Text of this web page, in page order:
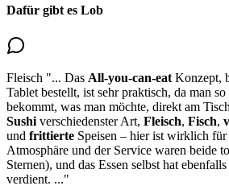
Dafür gibt es Lob
Fleisch "... Das All-you-can-eat Konzept,
Tablet bestellt, ist sehr praktisch, da man
bekommt, was man möchte, direkt am
Sushi verschiedenster Art, Fleisch, Fisch,
und frittierte Speisen – hier ist wirklich
Atmosphäre und der Service waren beide
Sternen), und das Essen selbst hat
verdient. ..."